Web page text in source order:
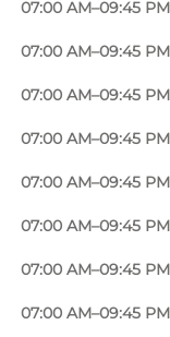
07:00 AM–09:45 PM
07:00 AM–09:45 PM
07:00 AM–09:45 PM
07:00 AM–09:45 PM
07:00 AM–09:45 PM
07:00 AM–09:45 PM
07:00 AM–09:45 PM
07:00 AM–09:45 PM
Dänemarks
zu
können sich
eines guten